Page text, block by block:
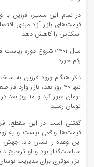
در تمام این مسیر، فرزین
قیمت‌های بازار آزاد مبنای
اسکناس را کاهش دهد.
سال ۱۴۰۱؛ شروع دوره
رقم خورد
تومان رسید.
گفتنی است در این مقطع،
قیمت‌ها واقعی نیست و به
سیاست‌گذار بود و او ترجیح
ابزار موثری برای مدیریت